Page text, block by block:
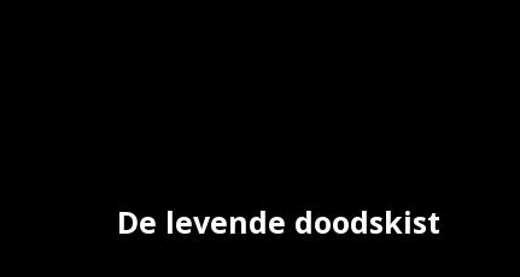
De levende doodskist